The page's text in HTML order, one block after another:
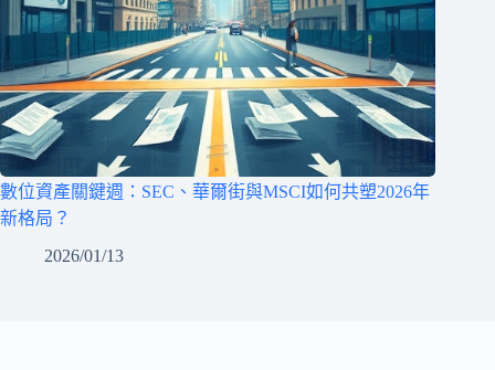
數位資產關鍵週：SEC、華爾街與MSCI如何共塑2026年
新格局？
2026/01/13